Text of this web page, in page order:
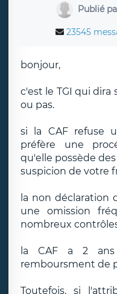
Publié
23545
bonjour,
c'est le TGI qui dira
ou pas.
si la CAF refuse
préfère une
qu'elle possède
suspicion de votre
la non déclaration
une omission
nombreux
la CAF a 2
remboursment de
Toutefois, si